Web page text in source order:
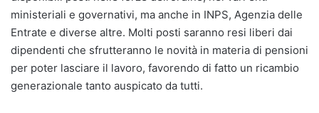
ministeriali e governativi, ma anche in INPS, Agenzia delle
Entrate e diverse altre. Molti posti saranno resi liberi dai
dipendenti che sfrutteranno le novità in materia di pensioni
per poter lasciare il lavoro, favorendo di fatto un ricambio
generazionale tanto auspicato da tutti.